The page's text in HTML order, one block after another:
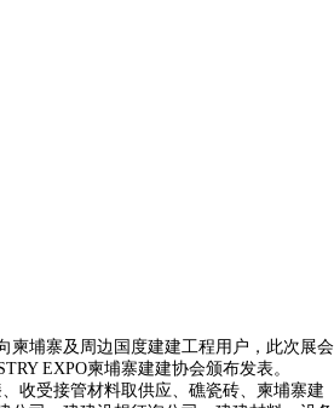
埔寨及周边国度建建工程用户，此次展会
EXPO柬埔寨建建协会颁布发表。
收受接管材料取供应、礁瓷砖、柬埔寨建